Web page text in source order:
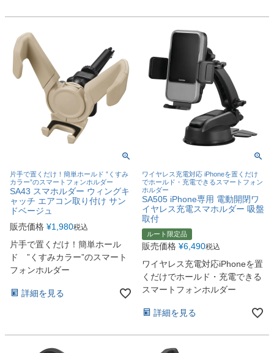
片手で置くだけ！簡単ホールド ”くすみ
カラー”のスマートフォンホルダー
SA43 スマホルダー ウィングキ
ャッチ エアコン取り付け サン
ドベージュ
販売価格 ¥1,980税込
片手で置くだけ！簡単ホール
ド ”くすみカラー”のスマート
フォンホルダー
詳細を見る
ワイヤレス充電対応 iPhoneを置くだけ
でホールド・充電できるスマートフォン
ホルダー
SA505 iPhone専用 電動開閉ワ
イヤレス充電スマホルダー 吸盤
取付
ルート限定品
販売価格 ¥6,490税込
ワイヤレス充電対応iPhoneを置
くだけでホールド・充電できる
スマートフォンホルダー
詳細を見る